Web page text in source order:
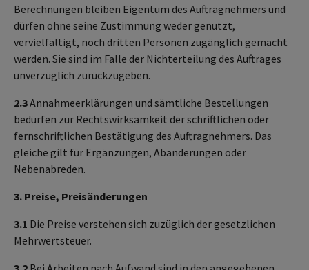
Berechnungen bleiben Eigentum des Auftragnehmers und
dürfen ohne seine Zustimmung weder genutzt,
vervielfältigt, noch dritten Personen zugänglich gemacht
werden. Sie sind im Falle der Nichterteilung des Auftrages
unverzüglich zurückzugeben.
2.3Annahmeerklärungen und sämtliche Bestellungen
bedürfen zur Rechtswirksamkeit der schriftlichen oder
fernschriftlichen Bestätigung des Auftragnehmers. Das
gleiche gilt für Ergänzungen, Abänderungen oder
Nebenabreden.
3. Preise, Preisänderungen
3.1 Die Preise verstehen sich zuzüglich der gesetzlichen
Mehrwertsteuer.